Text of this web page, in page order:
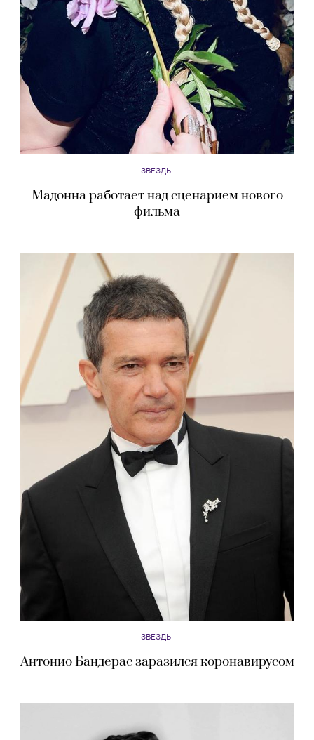
ЗВЕЗДЫ
Мадонна работает над сценарием нового
фильма
ЗВЕЗДЫ
Антонио Бандерас заразился коронавирусом